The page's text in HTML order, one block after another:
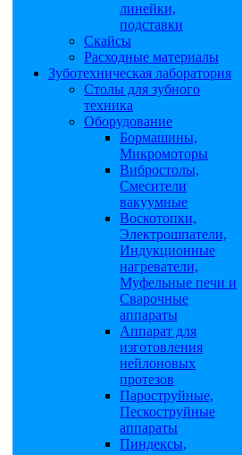
линейки,
подставки
Скайсы
Расходные материалы
Зуботехническая лаборатория
Столы для зубного
техника
Оборудование
Бормашины,
Микромоторы
Вибростолы,
Смесители
вакуумные
Воскотопки,
Электрошпатели,
Индукционные
нагреватели,
Муфельные печи и
Сварочные
аппараты
Аппарат для
изготовления
нейлоновых
протезов
Пароструйные,
Пескоструйные
аппараты
Пиндексы,